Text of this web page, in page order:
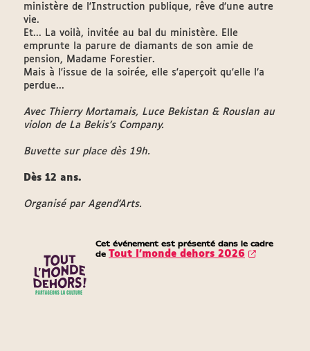
ministère de l'Instruction publique, rêve d’une autre
vie.
Et... La voilà, invitée au bal du ministère. Elle
emprunte la parure de diamants de son amie de
pension, Madame Forestier.
Mais à l'issue de la soirée, elle s'aperçoit qu'elle l’a
perdue...
Avec Thierry Mortamais, Luce Bekistan & Rouslan au
violon de La Bekis’s Company.
Buvette sur place dès 19h.
Dès 12 ans.
Organisé par Agend'Arts.
Cet événement est présenté dans le cadre
de Tout l’monde dehors 2026